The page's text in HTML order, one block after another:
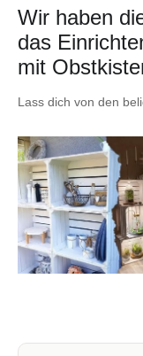
Wir haben
das
mit
Lass dich von den